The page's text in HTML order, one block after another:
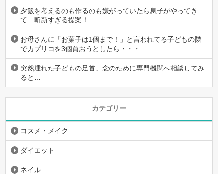
夕飯を考えるのも作るのも嫌がっていたら息子がやってき
て…斬新すぎる提案！
お母さんに「お菓子は1個まで！」と言われてる子どもの隣
でカプリコを3個買おうとしたら・・・
突然腫れた子どもの足首。念のために専門機関へ相談してみ
ると…
カテゴリー
コスメ・メイク
ダイエット
ネイル